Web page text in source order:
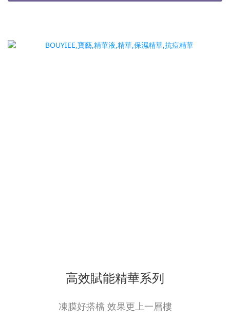
高效賦能精華系列
凍膜好搭檔 效果更上一層樓